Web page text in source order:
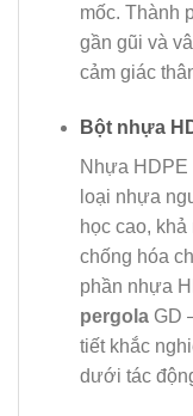
mốc. Thành
gần gũi và
cảm giác
Bột nhựa
Nhựa HDPE
loại nhựa
học cao,
chống hóa
phần nhựa
pergolaGD
tiết khắc
dưới tác